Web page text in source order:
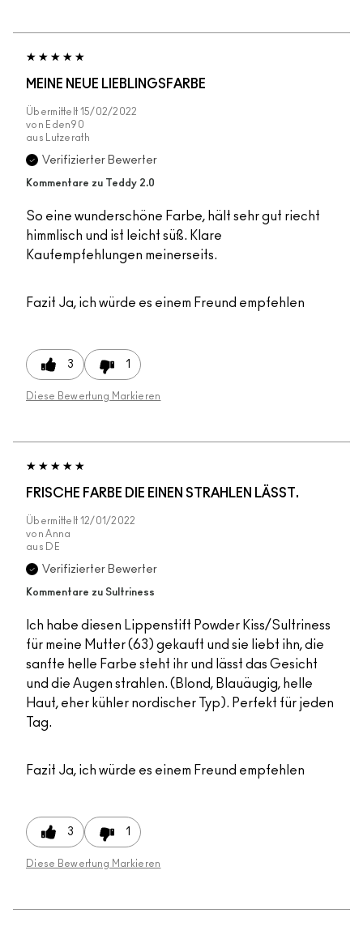
MEINE NEUE LIEBLINGSFARBE
Übermittelt 15/02/2022
von Eden90
aus
Lutzerath
Verifizierter Bewerter
Kommentare zu Teddy 2.0
So eine wunderschöne Farbe, hält sehr gut riecht
himmlisch und ist leicht süß. Klare
Kaufempfehlungen meinerseits.
Fazit Ja, ich würde es einem Freund empfehlen
3 1
Diese Bewertung Markieren
FRISCHE FARBE DIE EINEN STRAHLEN LÄSST.
Übermittelt 12/01/2022
von Anna
aus
DE
Verifizierter Bewerter
Kommentare zu Sultriness
Ich habe diesen Lippenstift Powder Kiss/Sultriness
für meine Mutter (63) gekauft und sie liebt ihn, die
sanfte helle Farbe steht ihr und lässt das Gesicht
und die Augen strahlen. (Blond, Blauäugig, helle
Haut, eher kühler nordischer Typ). Perfekt für jeden
Tag.
Fazit Ja, ich würde es einem Freund empfehlen
3 1
Diese Bewertung Markieren